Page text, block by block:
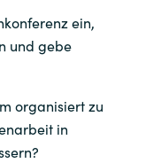
ein,
und gebe
organisiert zu
in